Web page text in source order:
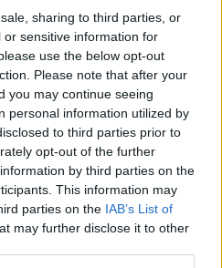
sharing to third parties, or
sensitive information for
use the below opt-out
Please note that after your
you may continue seeing
personal information utilized by
to third parties prior to
opt-out of the further
by third parties on the
This information may
parties on the IAB’s List of
may further disclose it to other
μετρό είναι αυτό
Ένα κουίζ